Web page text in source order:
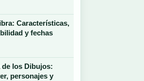
Características,
y fechas
de los Dibujos:
personajes y